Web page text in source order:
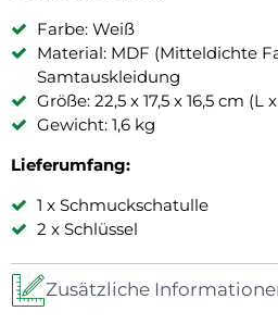
Farbe: Weiß
Material: MDF (Mitteldichte
Samtauskleidung
Größe: 22,5 x 17,5 x 16,5 cm (L
Gewicht: 1,6 kg
Lieferumfang:
1 x Schmuckschatulle
2 x Schlüssel
Zusätzliche